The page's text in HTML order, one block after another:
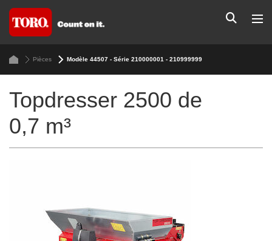
Pièces Modèle 44507 - Série 210000001 - 210999999
Topdresser 2500 de
0,7 m³